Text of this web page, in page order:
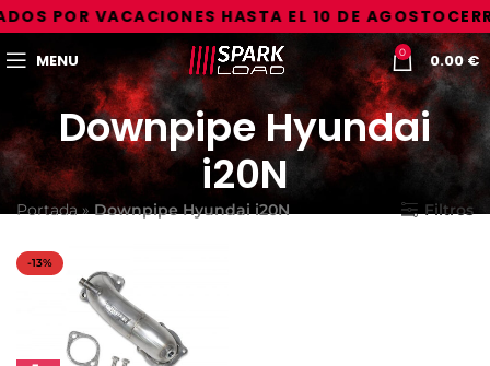
POR VACACIONES HASTA EL 10 DE AGOSTO
MENU 0 0.00€
Downpipe Hyundai
i20N
Portada»Downpipe Hyundai i20N Filtros
-13%